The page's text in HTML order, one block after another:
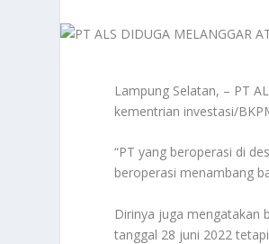
Lampung Selatan, – PT
kementrian investasi/
“PT yang beroperasi di
beroperasi menambang
Dirinya juga mengatakan
tanggal 28 juni 2022